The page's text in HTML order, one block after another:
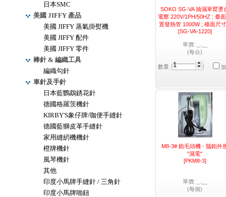
日本SMC
美國 JIFFY 產品
美國 JIFFY 蒸氣掛熨機
美國 JIFFY 配件
美國 JIFFY 零件
棒針 & 編織工具
編織勾針
車針及手針
日本藍鸚鵡銹花針
德國格羅茨機針
KIRBY'S象仔牌/咖便手縫針
德國藍獅皮革手縫針
家用縫紉機機針
橙牌機針
風琴機針
其他
印度小馬牌手縫針 / 三角針
印度小馬牌啪鈕
SOKO SG-VA 抽濕單臂燙
電壓 220V/1PH/50HZ ; 臺
置發熱管 1000W ; 檯面尺
[SG-VA-1220]
單價: _.__
(每台)
數量
M8-3# 鉋毛頭機 - 鬚鉋外
"濕電"
[PKM8-3]
單價: _.__
(每個)